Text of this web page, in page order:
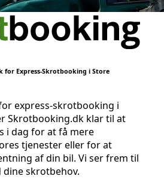
Express-Skrotbooking i Store
express-skrotbooking i
Skrotbooking.dk klar til at
i dag for at få mere
tjenester eller for at
af din bil. Vi ser frem til
skrotbehov.